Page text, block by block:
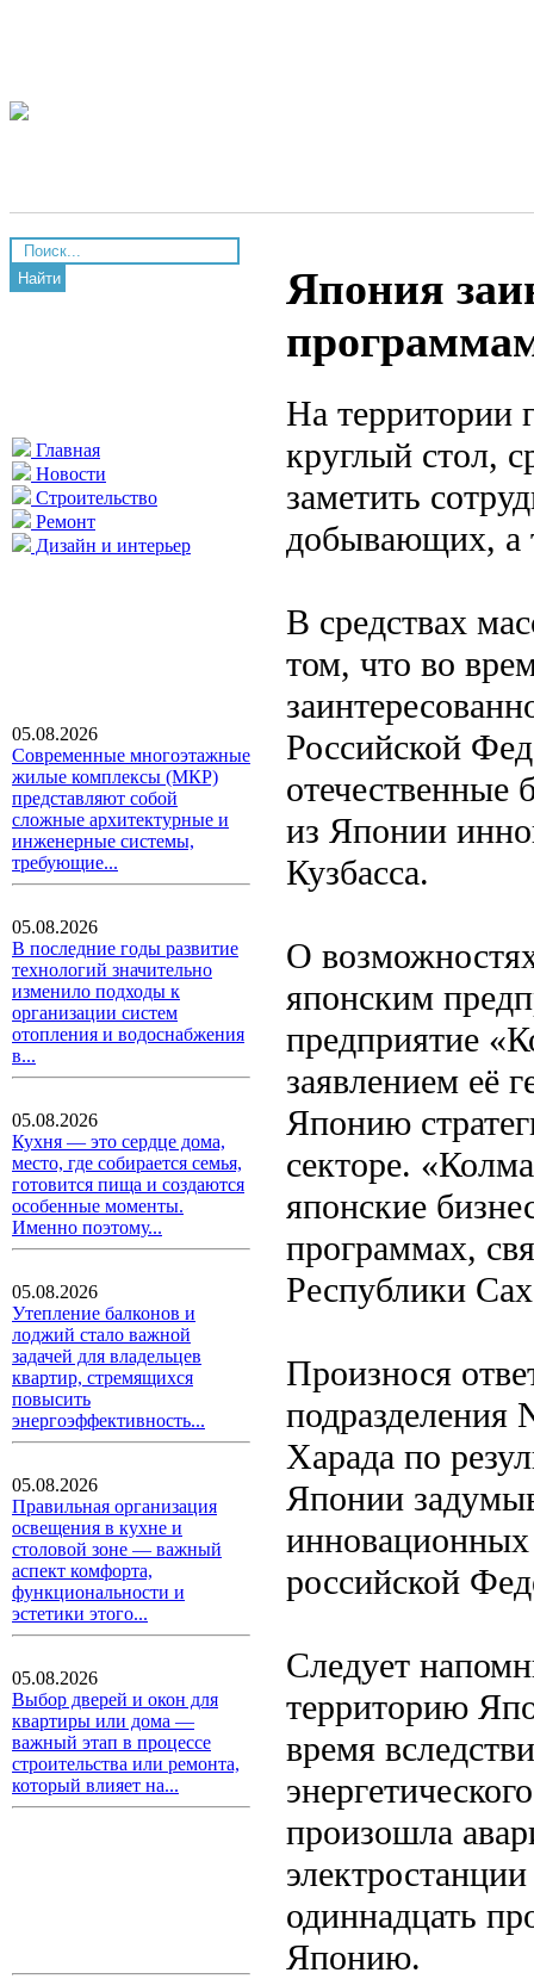
Найти
Главная
Новости
Строительство
Ремонт
Дизайн и интерьер
05.08.2026
Современные многоэтажные
жилые комплексы (МКР)
представляют собой
сложные архитектурные и
инженерные системы,
требующие...
05.08.2026
В последние годы развитие
технологий значительно
изменило подходы к
организации систем
отопления и водоснабжения
в...
05.08.2026
Кухня — это сердце дома,
место, где собирается семья,
готовится пища и создаются
особенные моменты.
Именно поэтому...
05.08.2026
Утепление балконов и
лоджий стало важной
задачей для владельцев
квартир, стремящихся
повысить
энергоэффективность...
05.08.2026
Правильная организация
освещения в кухне и
столовой зоне — важный
аспект комфорта,
функциональности и
эстетики этого...
05.08.2026
Выбор дверей и окон для
квартиры или дома —
важный этап в процессе
строительства или ремонта,
который влияет на...
Япония
На территории
круглый стол,
заметить
добывающих, а
В средствах
том, что во
Российской
отечественные
из Японии
Кузбасса.
О
японским
предприятие
заявлением её
Японию
секторе.
японские
программах,
Республики
Произнося
Харада по
Японии
российской
Следует
территорию
время
произошла
одиннадцать
Японию.